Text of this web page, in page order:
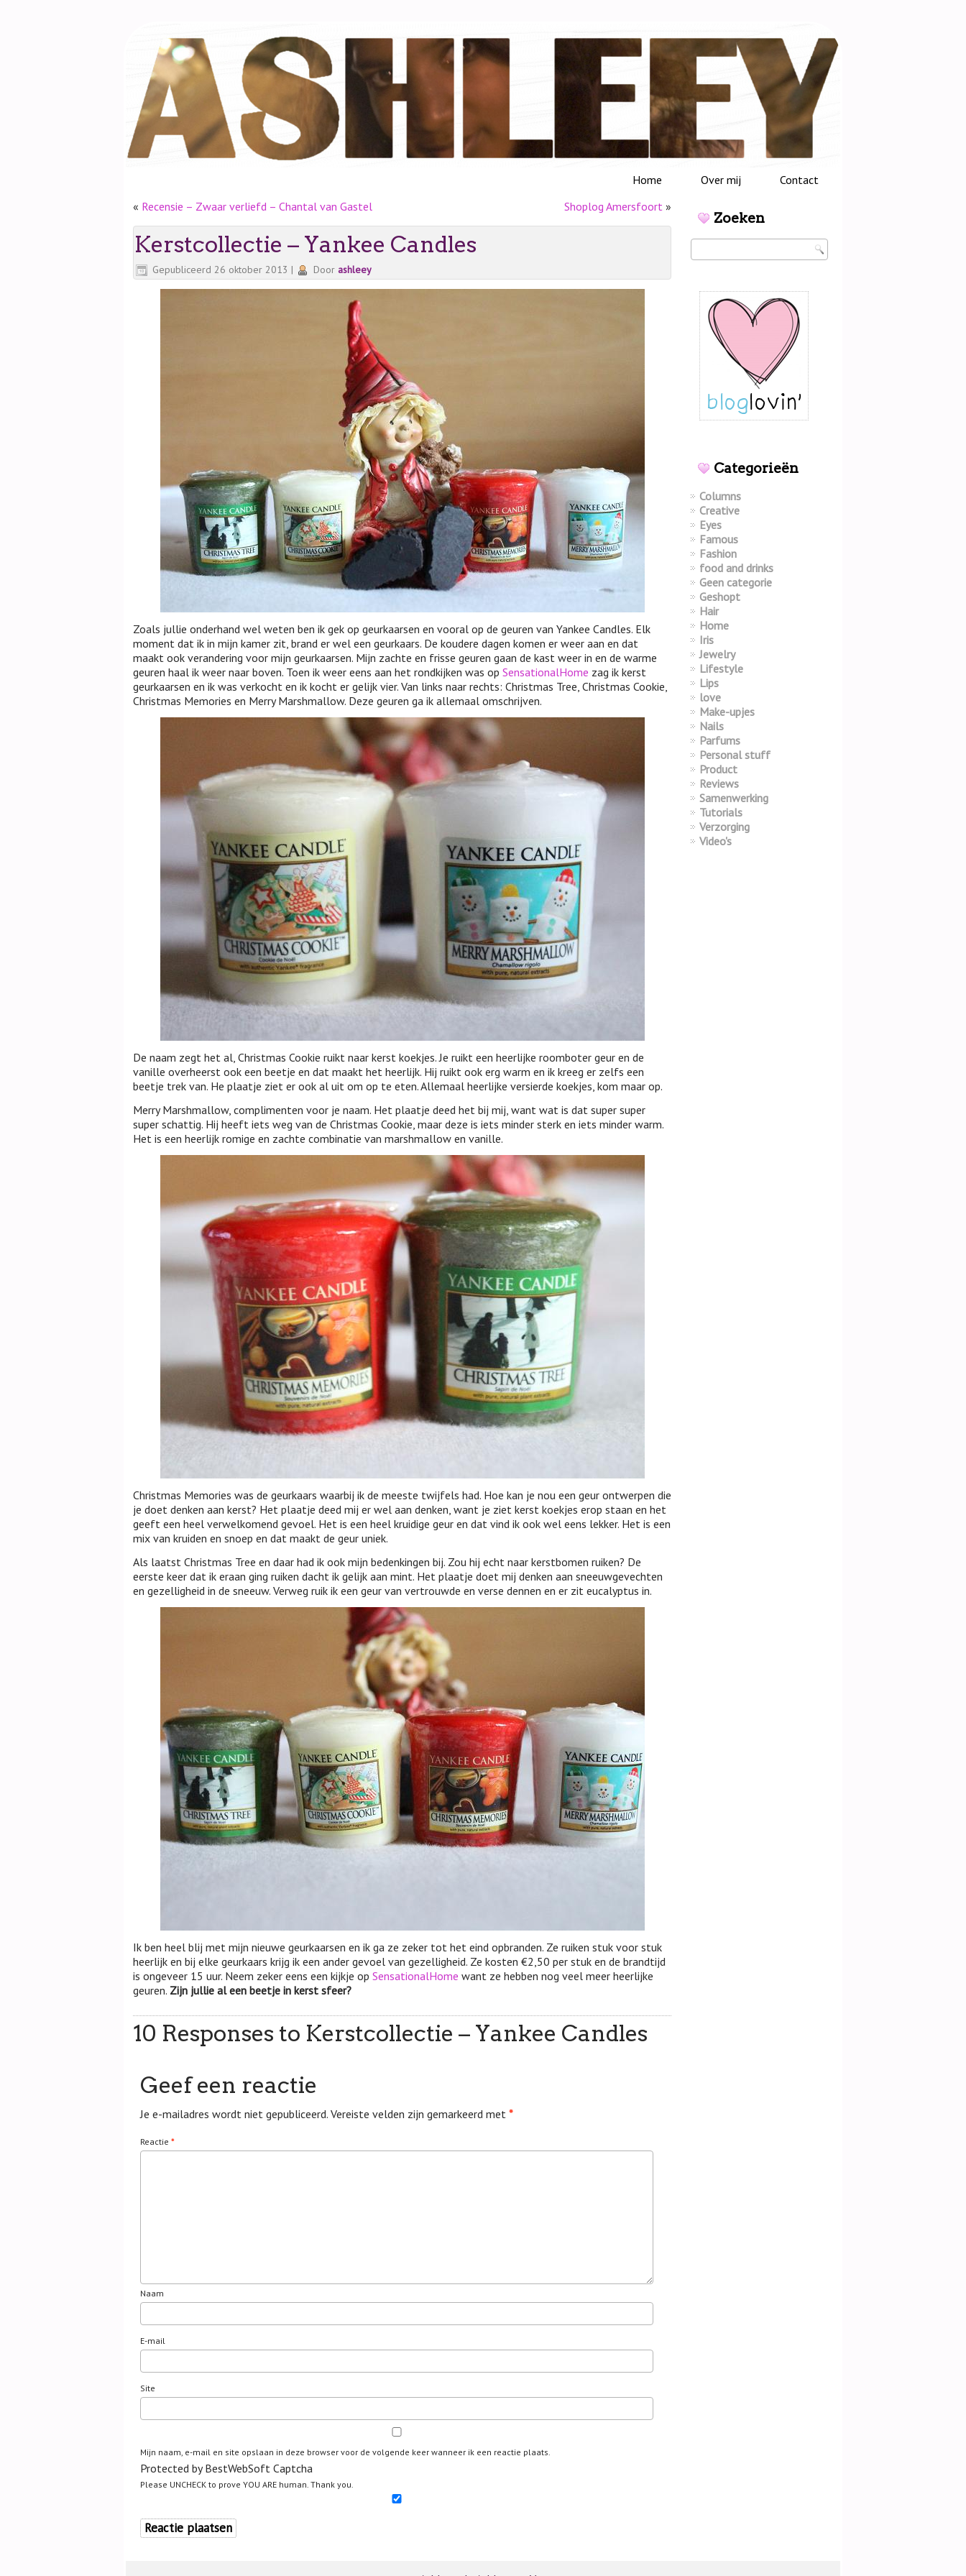
Home Over mij
Contact
« Recensie – Zwaar verliefd – Chantal van Gastel Shoplog Amersfoort »
Kerstcollectie – Yankee Candles
Gepubliceerd 26 oktober 2013 | Door ashleey
Zoals jullie onderhand wel weten ben ik gek op geurkaarsen en vooral op de geuren van Yankee Candles. Elk
moment dat ik in mijn kamer zit, brand er wel een geurkaars. De koudere dagen komen er weer aan en dat
maakt ook verandering voor mijn geurkaarsen. Mijn zachte en frisse geuren gaan de kast weer in en de warme
geuren haal ik weer naar boven. Toen ik weer eens aan het rondkijken was op SensationalHome zag ik kerst
geurkaarsen en ik was verkocht en ik kocht er gelijk vier. Van links naar rechts: Christmas Tree, Christmas Cookie,
Christmas Memories en Merry Marshmallow. Deze geuren ga ik allemaal omschrijven.
De naam zegt het al, Christmas Cookie ruikt naar kerst koekjes. Je ruikt een heerlijke roomboter geur en de
vanille overheerst ook een beetje en dat maakt het heerlijk. Hij ruikt ook erg warm en ik kreeg er zelfs een
beetje trek van. He plaatje ziet er ook al uit om op te eten. Allemaal heerlijke versierde koekjes, kom maar op.
Merry Marshmallow, complimenten voor je naam. Het plaatje deed het bij mij, want wat is dat super super
super schattig. Hij heeft iets weg van de Christmas Cookie, maar deze is iets minder sterk en iets minder warm.
Het is een heerlijk romige en zachte combinatie van marshmallow en vanille.
Christmas Memories was de geurkaars waarbij ik de meeste twijfels had. Hoe kan je nou een geur ontwerpen die
je doet denken aan kerst? Het plaatje deed mij er wel aan denken, want je ziet kerst koekjes erop staan en het
geeft een heel verwelkomend gevoel. Het is een heel kruidige geur en dat vind ik ook wel eens lekker. Het is een
mix van kruiden en snoep en dat maakt de geur uniek.
Als laatst Christmas Tree en daar had ik ook mijn bedenkingen bij. Zou hij echt naar kerstbomen ruiken? De
eerste keer dat ik eraan ging ruiken dacht ik gelijk aan mint. Het plaatje doet mij denken aan sneeuwgevechten
en gezelligheid in de sneeuw. Verweg ruik ik een geur van vertrouwde en verse dennen en er zit eucalyptus in.
Ik ben heel blij met mijn nieuwe geurkaarsen en ik ga ze zeker tot het eind opbranden. Ze ruiken stuk voor stuk
heerlijk en bij elke geurkaars krijg ik een ander gevoel van gezelligheid. Ze kosten €2,50 per stuk en de brandtijd
is ongeveer 15 uur. Neem zeker eens een kijkje op SensationalHome want ze hebben nog veel meer heerlijke
geuren. Zijn jullie al een beetje in kerst sfeer?
10 Responses to Kerstcollectie – Yankee Candles
Geef een reactie
Je e-mailadres wordt niet gepubliceerd. Vereiste velden zijn gemarkeerd met *
Reactie *
Naam
E-mail
Site
Mijn naam, e-mail en site opslaan in deze browser voor de volgende keer wanneer ik een reactie plaats.
Protected by BestWebSoft Captcha
Please UNCHECK to prove YOU ARE human. Thank you.
Zoeken
Categorieën
Columns
Creative
Eyes
Famous
Fashion
food and drinks
Geen categorie
Geshopt
Hair
Home
Iris
Jewelry
Lifestyle
Lips
love
Make-upjes
Nails
Parfums
Personal stuff
Product
Reviews
Samenwerking
Tutorials
Verzorging
Video's